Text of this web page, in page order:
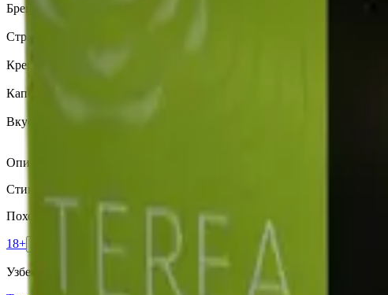
Бренд
Terea
Страна
Узбекистан (Юж. Корея)
Крепость
Капсула
Вкусы
Описание
Стики Terea Amber (Узбекистан) со вкусом табака с древесно-
Похожие товары
18+ Мне исполнилось 18 лет
Узбекистан (Юж. Корея)